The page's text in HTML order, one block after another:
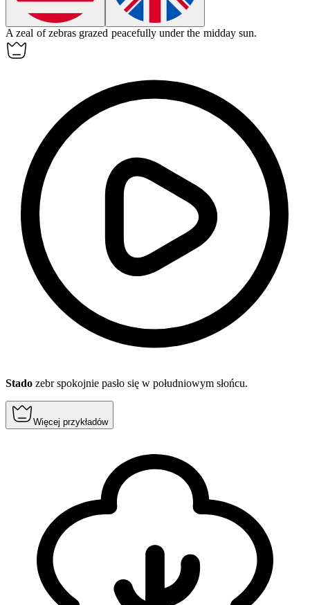
Azeal of zebras grazed peacefully under the midday sun.
Stado zebr spokojnie pasło się w południowym słońcu.
Więcej przykładów